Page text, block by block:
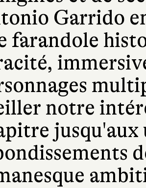
Garrido
farandole
notre
jusqu'aux